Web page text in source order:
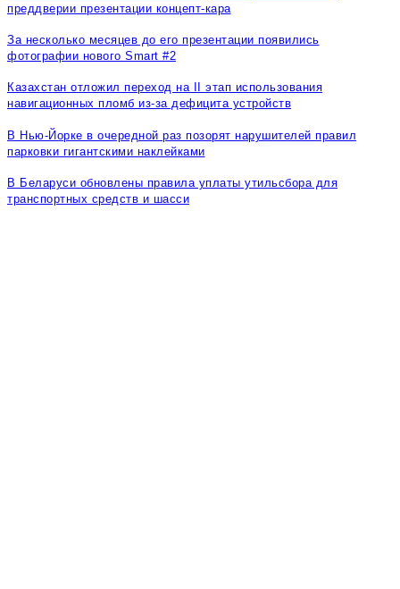
преддверии презентации концепт-кара
За несколько месяцев до его презентации появились
фотографии нового Smart #2
Казахстан отложил переход на II этап использования
навигационных пломб из-за дефицита устройств
В Нью-Йорке в очередной раз позорят нарушителей правил
парковки гигантскими наклейками
В Беларуси обновлены правила уплаты утильсбора для
транспортных средств и шасси